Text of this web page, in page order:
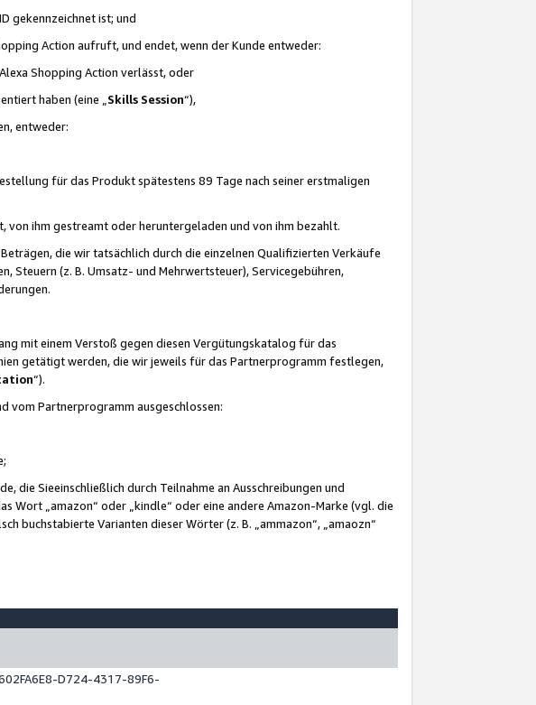
gekennzeichnet ist; und
Action aufruft, und endet, wenn der Kunde entweder:
Shopping Action verlässt, oder
haben (eine „ Skills Session“),
entweder:
für das Produkt spätestens 89 Tage nach seiner erstmaligen
ihm gestreamt oder heruntergeladen und von ihm bezahlt.
die wir tatsächlich durch die einzelnen Qualifizierten Verkäufe
Steuern (z. B. Umsatz- und Mehrwertsteuer), Servicegebühren,
mit einem Verstoß gegen diesen Vergütungskatalog für das
getätigt werden, die wir jeweils für das Partnerprogramm festlegen,
“).
vom Partnerprogramm ausgeschlossen:
die Sieeinschließlich durch Teilnahme an Ausschreibungen und
„amazon“ oder „kindle“ oder eine andere Amazon-Marke (vgl. die
buchstabierte Varianten dieser Wörter (z. B. „ammazon“, „amaozn“
D724-4317-89F6-